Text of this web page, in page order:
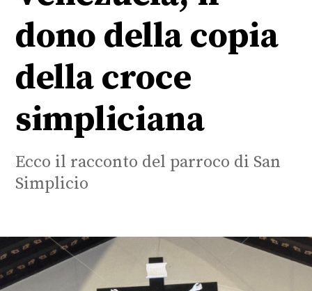
dono della copia
della croce
simpliciana
Ecco il racconto del parroco di San
Simplicio